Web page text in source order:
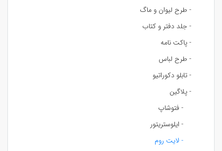
- طرح لیوان و ماگ
- جلد دفتر و کتاب
- پاکت نامه
- طرح لباس
- تابلو دکوراتیو
- پلاگین
- فتوشاپ
- ایلوستریتور
- لایت روم